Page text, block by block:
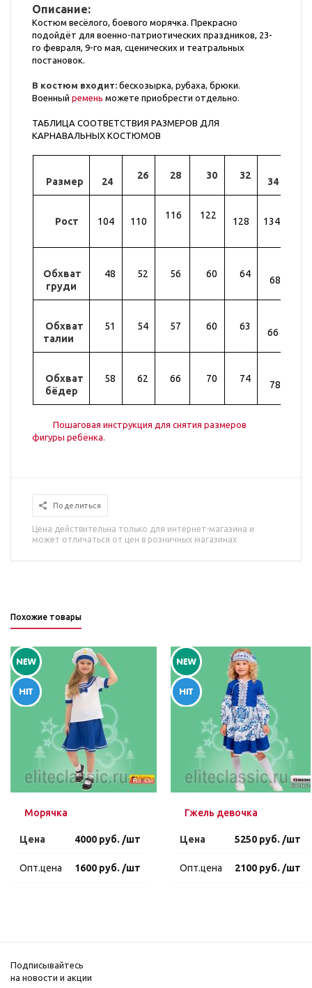
Описание:
Костюм весёлого, боевого морячка. Прекрасно
подойдёт для военно-патриотических праздников, 23-
го февраля, 9-го мая, сценических и театральных
постановок.
В костюм входит: бескозырка, рубаха, брюки.
Военный ремень можете приобрести отдельно.
ТАБЛИЦА СООТВЕТСТВИЯ РАЗМЕРОВ ДЛЯ
КАРНАВАЛЬНЫХ КОСТЮМОВ
Размер 24
26 28 30 32
34
Рост 104 110
116 122
128 134
Обхват
груди
48 52 56 60 64
68
Обхват
талии
51 54 57 60 63
66
Обхват
бёдер
58 62 66 70 74
78
Пошаговая инструкция для снятия размеров
фигуры ребёнка.
Поделиться
Цена действительна только для интернет-магазина и
может отличаться от цен в розничных магазинах
Похожие товары
Морячка
Цена 4000 руб. /шт
Опт.цена 1600 руб. /шт
Гжель девочка
Цена 5250 руб. /шт
Опт.цена 2100 руб. /шт
Подписывайтесь
на новости и акции